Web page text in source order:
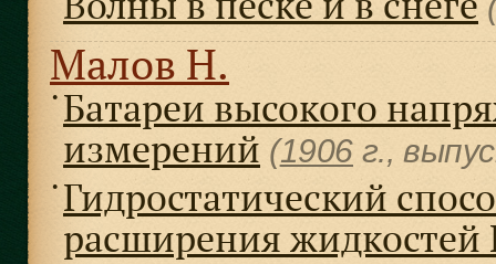
Малов Н.
● Батареи высокого
измерений (1906 г.,
● Гидростатический
расширения жидкостей